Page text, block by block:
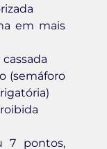
em mais
(semáforo
7 pontos,